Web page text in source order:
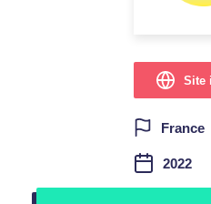
Site
France
2022